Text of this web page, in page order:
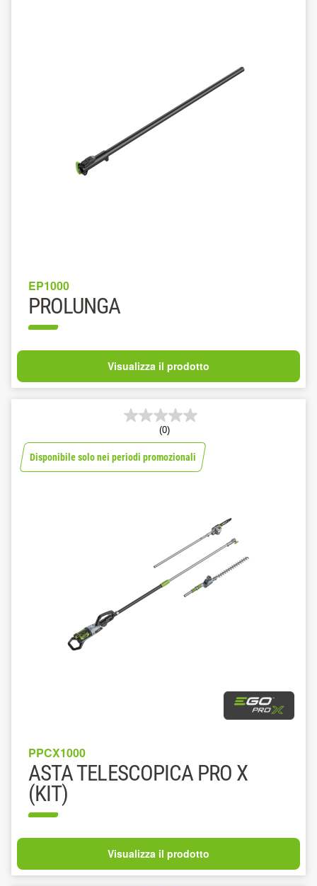
EP1000
PROLUNGA
Visualizza il prodotto
(0)
Disponibile solo nei periodi promozionali
PPCX1000
ASTA TELESCOPICA PRO X
(KIT)
Visualizza il prodotto